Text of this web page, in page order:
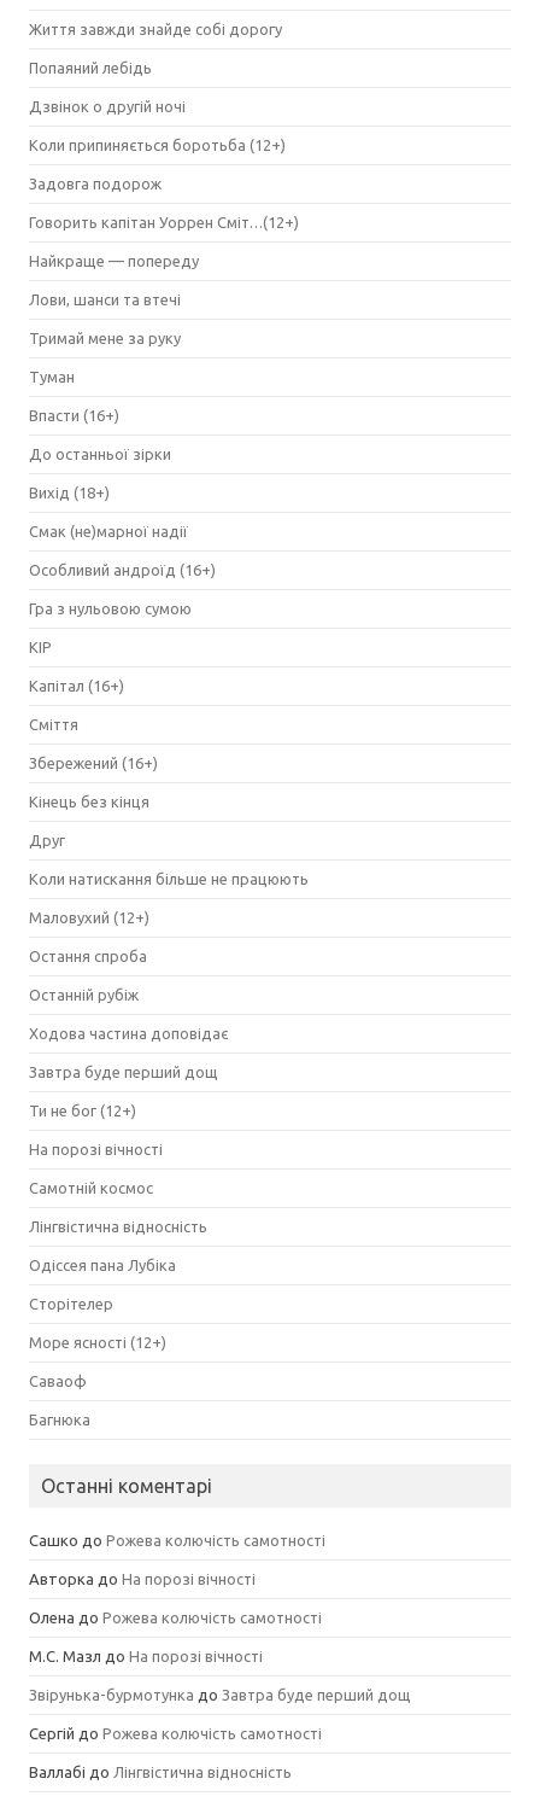
Життя завжди знайде собі дорогу
Попаяний лебідь
Дзвінок о другій ночі
Коли припиняється боротьба (12+)
Задовга подорож
Говорить капітан Уоррен Сміт…(12+)
Найкраще — попереду
Лови, шанси та втечі
Тримай мене за руку
Туман
Впасти (16+)
До останньої зірки
Вихід (18+)
Смак (не)марної надії
Особливий андроїд (16+)
Гра з нульовою сумою
КІР
Капітал (16+)
Сміття
Збережений (16+)
Кінець без кінця
Друг
Коли натискання більше не працюють
Маловухий (12+)
Остання спроба
Останній рубіж
Ходова частина доповідає
Завтра буде перший дощ
Ти не бог (12+)
На порозі вічності
Самотній космос
Лінгвістична відносність
Одіссея пана Лубіка
Сторітелер
Море ясності (12+)
Саваоф
Багнюка
Останні коментарі
Сашко до Рожева колючість самотності
Авторка до На порозі вічності
Олена до Рожева колючість самотності
М.С. Мазл до На порозі вічності
Звірунька-бурмотунка до Завтра буде перший дощ
Сергій до Рожева колючість самотності
Валлабі до Лінгвістична відносність